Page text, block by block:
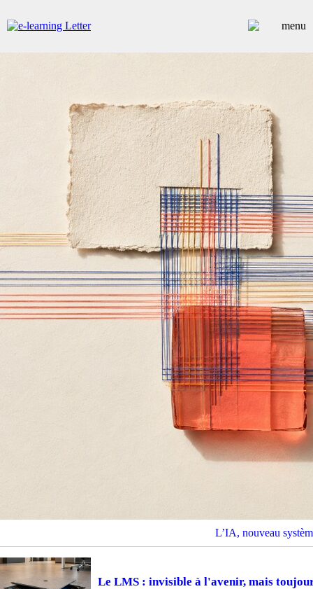
CONTRIBUTEURS
ANNUAIRE PREMIUM
EMPLOIS
ÉVÉNEMENTS
COMMUNIQUÉS
LES PLUS LUS
INSCRIPTION NEWSLETTER
L’IA, nouveau
Le LMS : invisible à l'avenir, mais